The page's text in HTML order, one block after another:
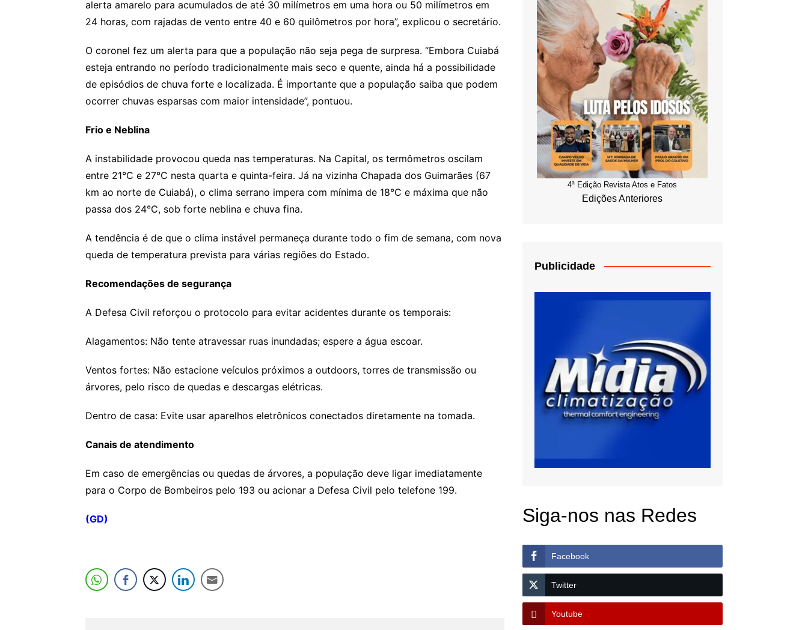
alerta amarelo para acumulados de até 30 milímetros em uma hora ou 50 milímetros em
24 horas, com rajadas de vento entre 40 e 60 quilômetros por hora”, explicou o secretário.
O coronel fez um alerta para que a população não seja pega de surpresa. “Embora Cuiabá
esteja entrando no período tradicionalmente mais seco e quente, ainda há a possibilidade
de episódios de chuva forte e localizada. É importante que a população saiba que podem
ocorrer chuvas esparsas com maior intensidade”, pontuou.
Frio e Neblina
A instabilidade provocou queda nas temperaturas. Na Capital, os termômetros oscilam
entre 21°C e 27°C nesta quarta e quinta-feira. Já na vizinha Chapada dos Guimarães (67
km ao norte de Cuiabá), o clima serrano impera com mínima de 18°C e máxima que não
passa dos 24°C, sob forte neblina e chuva fina.
A tendência é de que o clima instável permaneça durante todo o fim de semana, com nova
queda de temperatura prevista para várias regiões do Estado.
Recomendações de segurança
A Defesa Civil reforçou o protocolo para evitar acidentes durante os temporais:
Alagamentos: Não tente atravessar ruas inundadas; espere a água escoar.
Ventos fortes: Não estacione veículos próximos a outdoors, torres de transmissão ou
árvores, pelo risco de quedas e descargas elétricas.
Dentro de casa: Evite usar aparelhos eletrônicos conectados diretamente na tomada.
Canais de atendimento
Em caso de emergências ou quedas de árvores, a população deve ligar imediatamente
para o Corpo de Bombeiros pelo 193 ou acionar a Defesa Civil pelo telefone 199.
(GD)
4ª Edição Revista Atos e Fatos
Edições Anteriores
Publicidade
Siga-nos nas Redes
Facebook
Twitter
Youtube